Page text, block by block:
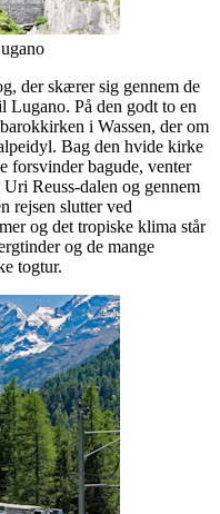
der skærer sig gennem de
Lugano. På den godt to en
i Wassen, der om
Bag den hvide kirke
forsvinder bagude, venter
Reuss-dalen og gennem
rejsen slutter ved
og det tropiske klima står
og de mange
togtur.